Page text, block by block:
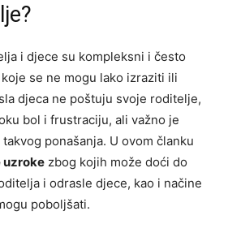
i djece su kompleksni i često
se ne mogu lako izraziti ili
djeca ne poštuju svoje roditelje,
bol i frustraciju, ali važno je
ponašanja. U ovom članku
uzroke zbog kojih može doći do
i odrasle djece, kao i načine
poboljšati.